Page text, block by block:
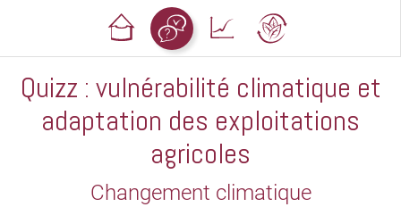
Quizz : vulnérabilité climatique et
adaptation des exploitations
agricoles
Changement climatique